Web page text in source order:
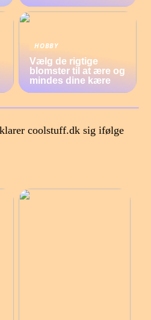
HOBBY
Vælg de rigtige
blomster til at ære og
mindes dine kære
coolstuff.dk sig ifølge